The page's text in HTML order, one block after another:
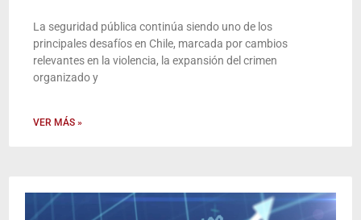
La seguridad pública continúa siendo uno de los
principales desafíos en Chile, marcada por cambios
relevantes en la violencia, la expansión del crimen
organizado y
VER MÁS »